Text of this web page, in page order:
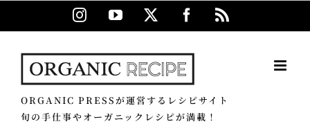
Instagram
YouTube Facebook
ORGANIC PRESSが運営するレシピサイト
旬の手仕事やオーガニックレシピが満載！